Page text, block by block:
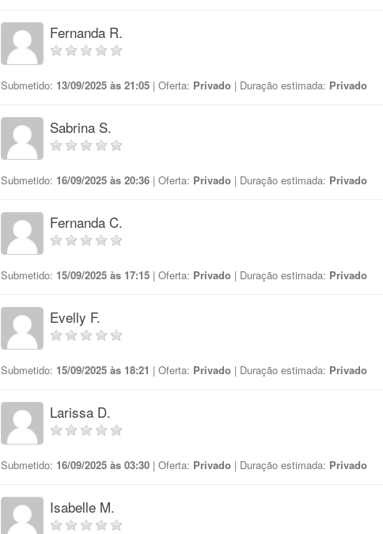
Fernanda R.
Submetido: 13/09/2025 às 21:05 | Oferta: Privado | Duração estimada: Privado
Sabrina S.
Submetido: 16/09/2025 às 20:36 | Oferta: Privado | Duração estimada: Privado
Fernanda C.
Submetido: 15/09/2025 às 17:15 | Oferta: Privado | Duração estimada: Privado
Evelly F.
Submetido: 15/09/2025 às 18:21 | Oferta: Privado | Duração estimada: Privado
Larissa D.
Submetido: 16/09/2025 às 03:30 | Oferta: Privado | Duração estimada: Privado
Isabelle M.